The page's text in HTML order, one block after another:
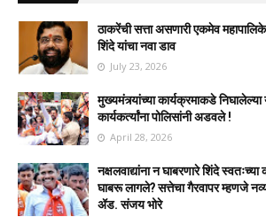
ठाकरेंची सत्ता असणारी एकमेव
शिंदे यांचा नवा डाव
July 23, 2026
मुख्यमंत्र्यांच्या कार्यक्रमाकडे
कार्यकर्त्यांना पोलिसांनी अडवले !
April 28, 2026
नक्षलवाद्यांना न घाबरणारे शिंदे स्वतःच्या
घाबरू लागले? सत्तेचा गैरवापर म्हणजे
ॲड. संजय भोरे